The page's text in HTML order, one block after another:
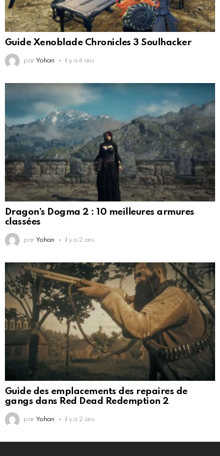
Guide Xenoblade Chronicles 3 Soulhacker
par Yohan il y a 4 ans
Dragon’s Dogma 2 : 10 meilleures armures
classées
par Yohan il y a 2 ans
Guide des emplacements des repaires de
gangs dans Red Dead Redemption 2
par Yohan il y a 2 ans